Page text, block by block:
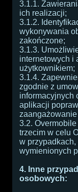
3.1.1.
ich realizacji;
3.1.2.
wykonywania
zakończone;
3.1.3.
internetowych i
użytkownikiem;
3.1.4.
zgodnie z
informacyjnych
aplikacji
3.2.
trzecim w celu
w
wymienionych
4. Inne
osobowych: